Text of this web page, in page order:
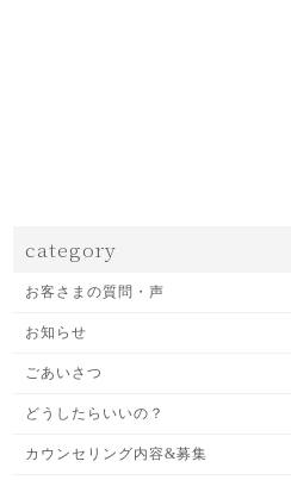
category
お客さまの質問・声
お知らせ
ごあいさつ
どうしたらいいの？
カウンセリング内容&募集